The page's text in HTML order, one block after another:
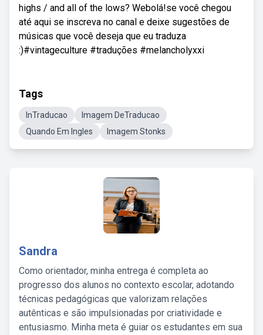
highs / and all of the lows? Webolá!se você chegou
até aqui se inscreva no canal e deixe sugestões de
músicas que você deseja que eu traduza
:)#vintageculture #traduções #melancholyxxi
Tags
InTraducao
Imagem DeTraducao
Quando Em Ingles
Imagem Stonks
Sandra
Como orientador, minha entrega é completa ao
progresso dos alunos no contexto escolar, adotando
técnicas pedagógicas que valorizam relações
autênticas e são impulsionadas por criatividade e
entusiasmo. Minha meta é guiar os estudantes em sua